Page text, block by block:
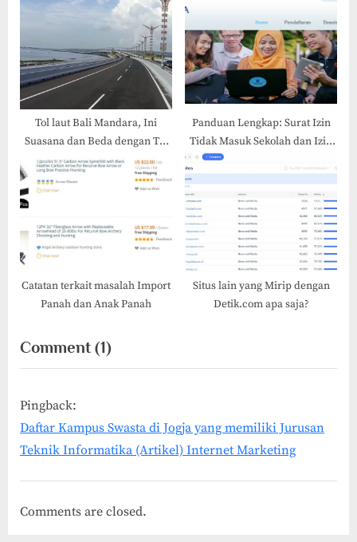
Tol laut Bali Mandara, Ini
Suasana dan Beda dengan Tol
lain
Panduan Lengkap: Surat Izin
Tidak Masuk Sekolah dan Izin
Catatan terkait masalah Import
Panah dan Anak Panah
Situs lain yang Mirip dengan
Detik.com apa saja?
Comment (1)on
“UMBY
Kampus
Pertanian
Pingback:
Daftar Kampus Swasta di Jogja yang memiliki Jurusan
Teknik Informatika (Artikel) Internet Marketing
Comments are closed.